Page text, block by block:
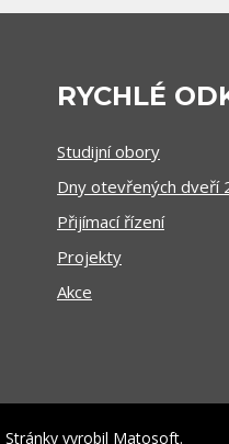
RYCHLÉ
Studijní obory
Dny otevřených dveří
Přijímací řízení
Projekty
Akce
Stránky vyrobil Matosoft.